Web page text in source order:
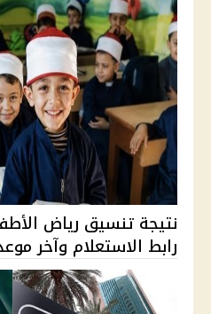
نتيجة تنسيق رياض
رابط الاستعلام وآخر